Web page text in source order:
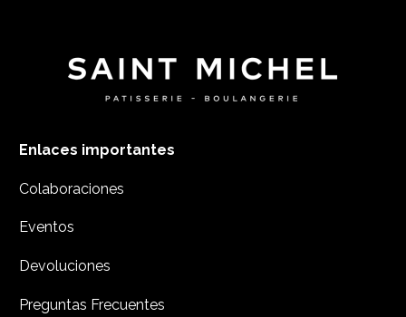
Enlaces importantes
Colaboraciones
Eventos
Devoluciones
Preguntas Frecuentes